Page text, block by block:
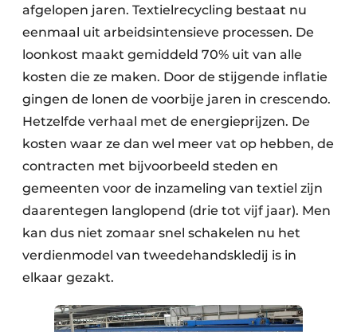
afgelopen jaren. Textielrecycling bestaat nu
eenmaal uit arbeidsintensieve processen. De
loonkost maakt gemiddeld 70% uit van alle
kosten die ze maken. Door de stijgende inflatie
gingen de lonen de voorbije jaren in crescendo.
Hetzelfde verhaal met de energieprijzen. De
kosten waar ze dan wel meer vat op hebben, de
contracten met bijvoorbeeld steden en
gemeenten voor de inzameling van textiel zijn
daarentegen langlopend (drie tot vijf jaar). Men
kan dus niet zomaar snel schakelen nu het
verdienmodel van tweedehandskledij is in
elkaar gezakt.